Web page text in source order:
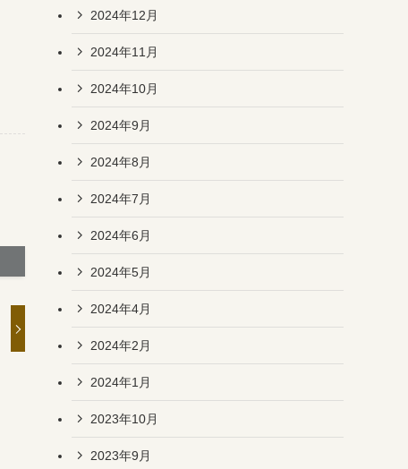
2024年12月
2024年11月
2024年10月
2024年9月
2024年8月
2024年7月
2024年6月
2024年5月
2024年4月
2024年2月
2024年1月
2023年10月
2023年9月